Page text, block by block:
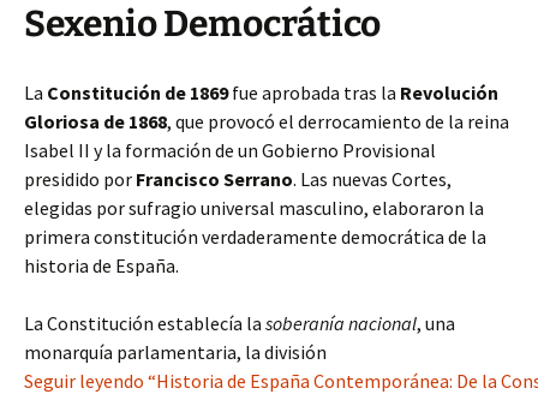
Sexenio Democrático
La Constitución de 1869fue aprobada tras la Revolución
Gloriosa de 1868, que provocó el derrocamiento de la reina
Isabel II y la formación de un Gobierno Provisional
presidido por Francisco Serrano. Las nuevas Cortes,
elegidas por sufragio universal masculino, elaboraron la
primera constitución verdaderamente democrática de la
historia de España.
La Constitución establecía la soberanía nacional, una
monarquía parlamentaria, la división
Seguir leyendo “Historia de España Contemporánea: De la